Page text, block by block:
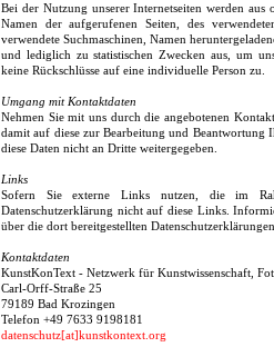
Bei der Nutzung unserer Internetseiten werden aus
Namen der aufgerufenen Seiten, des
verwendete Suchmaschinen, Namen
und lediglich zu statistischen Zwecken aus, um
keine Rückschlüsse auf eine individuelle Person zu.
Umgang mit Kontaktdaten
Nehmen Sie mit uns durch die angebotenen
damit auf diese zur Bearbeitung und
diese Daten nicht an Dritte weitergegeben.
Links
Sofern Sie externe Links nutzen, die im
Datenschutzerklärung nicht auf diese Links.
über die dort bereitgestellten
Kontaktdaten
KunstKonText - Netzwerk für Kunstwissenschaft,
Carl-Orff-Straße 25
79189 Bad Krozingen
Telefon +49 7633 9198181
datenschutz[at]kunstkontext.org